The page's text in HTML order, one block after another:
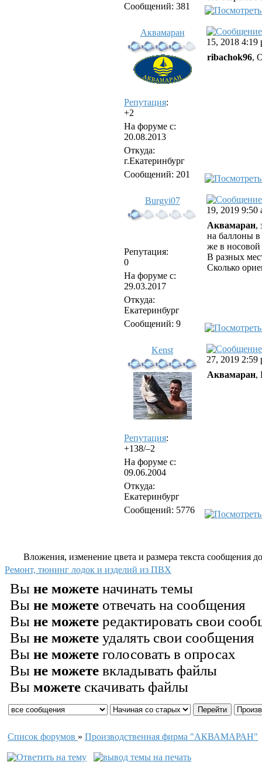
Сообщений: 381
Аквамаран
Репутация:
+2
На форуме с:
20.08.2013
Откуда:
г.Екатеринбург
Сообщений: 201
15, 2018 4:19
ribachok96,
Burgyi07
Репутация:
0
На форуме с:
29.03.2017
Откуда:
Екатеринбург
Сообщений: 9
19, 2019 9:50
Аквамаран,
на баллоны в
же в носовой
В разных
Сколько
Kenst
Репутация:
+138/–2
На форуме с:
09.06.2004
Откуда:
Екатеринбург
Сообщений: 5776
27, 2019 2:59
Аквамаран,
Вложения, изменение цвета и размера текста сообщения
Ремонт, тюнинг лодок и изделий из ПВХ
Вы не можете начинать темы
Вы не можете отвечать на сообщения
Вы не можете редактировать свои
Вы не можете удалять свои сообщения
Вы не можете голосовать в опросах
Вы не можете вкладывать файлы
Вы можете скачивать файлы
Список форумов » Производственная фирма "АКВАМАРАН"